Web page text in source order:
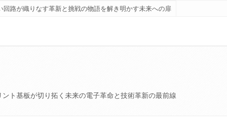
回路が織りなす革新と挑戦の物語を解き明かす未来への扉
ント基板が切り拓く未来の電子革命と技術革新の最前線